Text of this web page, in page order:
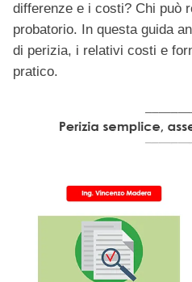
differenze e i costi? Chi può
probatorio. In questa guida
di perizia, i relativi costi e
pratico.